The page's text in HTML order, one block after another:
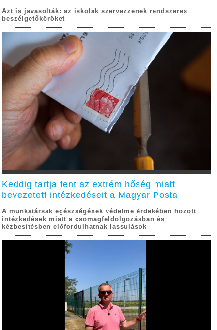
Azt is javasolták: az iskolák szervezzenek rendszeres
beszélgetőköröket
Keddig tartja fent az extrém hőség miatt
bevezetett intézkedéseit a Magyar Posta
A munkatársak egészségének védelme érdekében hozott
intézkedések miatt a csomagfeldolgozásban és
kézbesítésben előfordulhatnak lassulások